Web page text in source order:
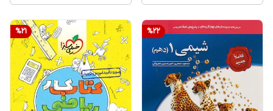
%22
%21